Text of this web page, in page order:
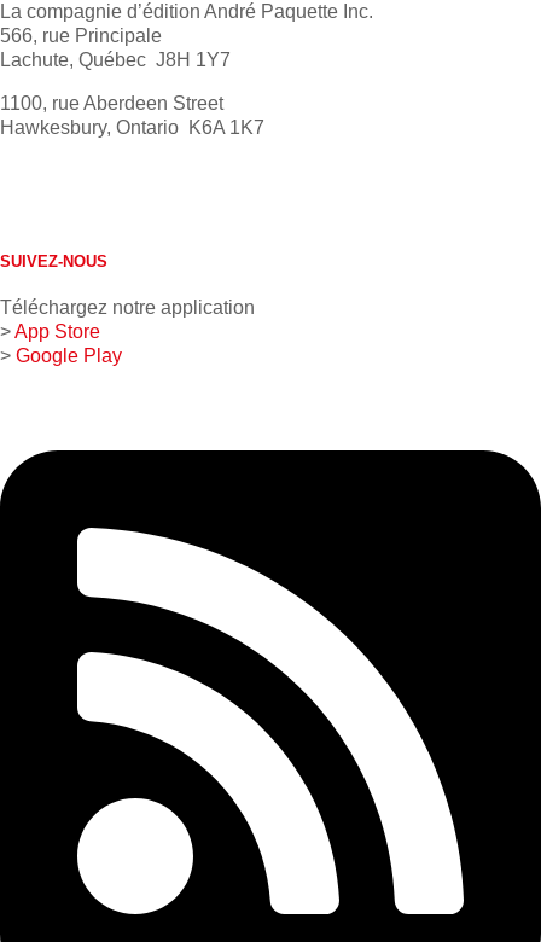
La compagnie d’édition André Paquette Inc.
566, rue Principale
Lachute, Québec J8H 1Y7
1100, rue Aberdeen Street
Hawkesbury, Ontario K6A 1K7
SUIVEZ-NOUS
Téléchargez notre application
>App Store
> Google Play